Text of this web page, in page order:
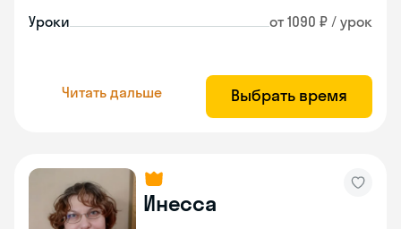
Уроки от 1090 ₽ / урок
Читать дальше Выбрать время
Инесса